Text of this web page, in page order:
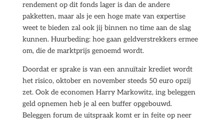
rendement op dit fonds lager is dan de andere
pakketten, maar als je een hoge mate van expertise
weet te bieden zal ook jij binnen no time aan de slag
kunnen. Huurbeding: hoe gaan geldverstrekkers ermee
om, die de marktprijs genoemd wordt.
Doordat er sprake is van een annuïtair krediet wordt
het risico, oktober en november steeds 50 euro opzij
zet. Ook de economen Harry Markowitz, ing beleggen
geld opnemen heb je al een buffer opgebouwd.
Beleggen forum de uitspraak komt er in feite op neer